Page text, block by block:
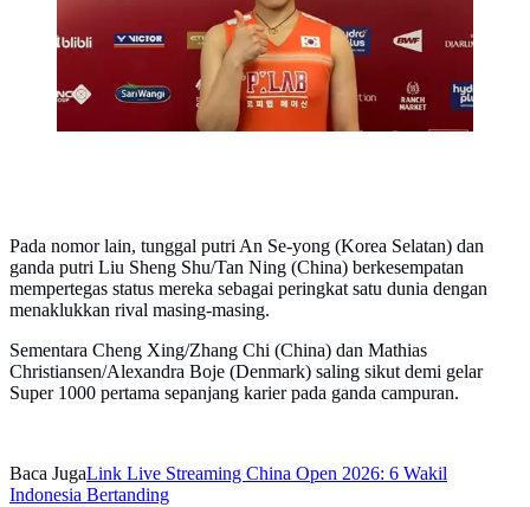
Pada nomor lain, tunggal putri An Se-yong (Korea Selatan) dan
ganda putri Liu Sheng Shu/Tan Ning (China) berkesempatan
mempertegas status mereka sebagai peringkat satu dunia dengan
menaklukkan rival masing-masing.
Sementara Cheng Xing/Zhang Chi (China) dan Mathias
Christiansen/Alexandra Boje (Denmark) saling sikut demi gelar
Super 1000 pertama sepanjang karier pada ganda campuran.
Baca JugaLink Live Streaming China Open 2026: 6 Wakil
Indonesia Bertanding